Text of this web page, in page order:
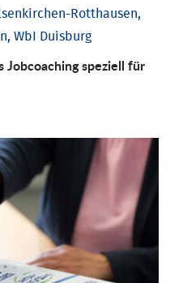
Rotthausen,
WbI Duisburg
speziell für